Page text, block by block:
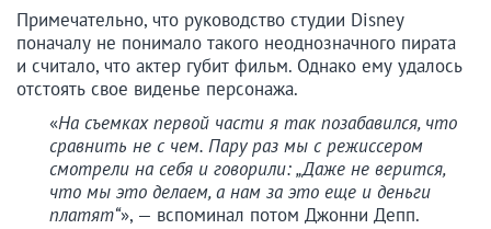
Примечательно, что руководство студии Disney
поначалу не понимало такого неоднозначного пирата
и считало, что актер губит фильм. Однако ему удалось
отстоять свое виденье персонажа.
«На съемках первой части я так позабавился, что
сравнить не с чем. Пару раз мы с режиссером
смотрели на себя и говорили: „Даже не верится,
что мы это делаем, а нам за это еще и деньги
платят“», — вспоминал потом Джонни Депп.